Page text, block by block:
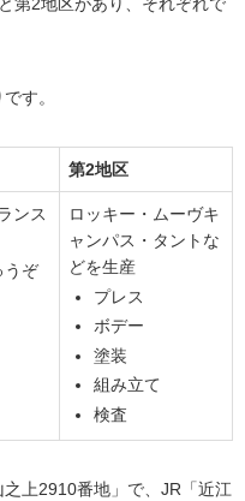
す。
第2地区
ンス
うぞ
ロッキー・ムーヴキ
ャンパス・タントな
どを生産
プレス
ボデー
塗装
組み立て
検査
上2910番地」で、JR「近江